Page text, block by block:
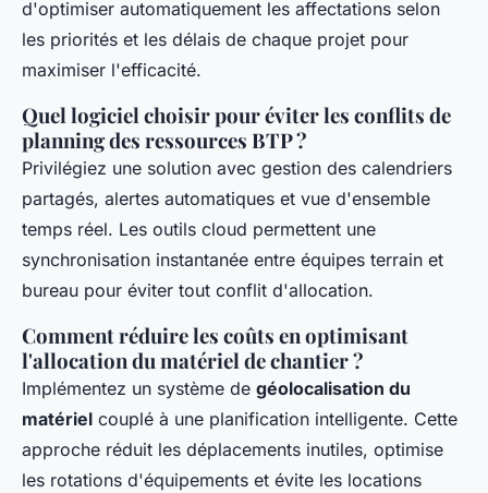
d'optimiser automatiquement les affectations selon
les priorités et les délais de chaque projet pour
maximiser l'efficacité.
Quel logiciel choisir pour éviter les conflits de
planning des ressources BTP ?
Privilégiez une solution avec gestion des calendriers
partagés, alertes automatiques et vue d'ensemble
temps réel. Les outils cloud permettent une
synchronisation instantanée entre équipes terrain et
bureau pour éviter tout conflit d'allocation.
Comment réduire les coûts en optimisant
l'allocation du matériel de chantier ?
Implémentez un système de géolocalisation du
matériel couplé à une planification intelligente. Cette
approche réduit les déplacements inutiles, optimise
les rotations d'équipements et évite les locations